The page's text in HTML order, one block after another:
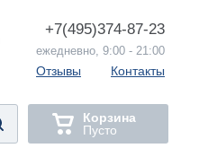
+7(495)374-87-23
ежедневно, 9:00 - 21:00
Отзывы Контакты
Корзина
Пусто